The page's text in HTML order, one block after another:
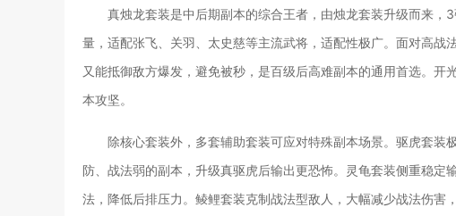
真烛龙套装是中后期副本的综合王者，由烛龙套装升级而来
量，适配张飞、关羽、太史慈等主流武将，适配性极广。面对高战
又能抵御敌方爆发，避免被秒，是百级后高难副本的通用首选。
本攻坚。
除核心套装外，多套辅助套装可应对特殊副本场景。驱虎套装
防、战法弱的副本，升级真驱虎后输出更恐怖。灵龟套装侧重稳
法，降低后排压力。鲮鲤套装克制战法型敌人，大幅减少战法伤害